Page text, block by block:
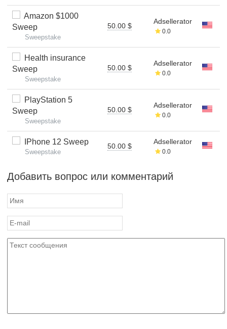
Amazon $1000
Sweep
Sweepstake
50.00 $
Adsellerator
0.0
Health insurance
Sweep
Sweepstake
50.00 $
Adsellerator
0.0
PlayStation 5
Sweep
Sweepstake
50.00 $
Adsellerator
0.0
IPhone 12 Sweep
Sweepstake
50.00 $
Adsellerator
0.0
Добавить вопрос или комментарий